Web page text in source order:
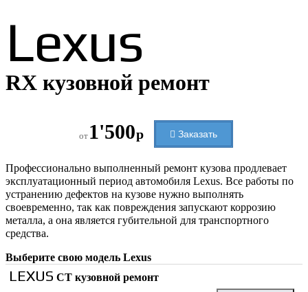
Lexus
RX кузовной ремонт
от 1'500р Заказать
Профессионально выполненный ремонт кузова продлевает
эксплуатационный период автомобиля Lexus. Все работы по
устранению дефектов на кузове нужно выполнять
своевременно, так как повреждения запускают коррозию
металла, а она является губительной для транспортного
средства.
Выберите свою модель Lexus
LEXUS CT кузовной ремонт